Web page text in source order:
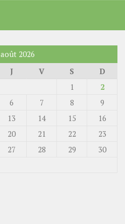
août 2026
J V S
D
1
2
6 7 8
9
13 14 15
16
20 21 22
23
27 28 29
30